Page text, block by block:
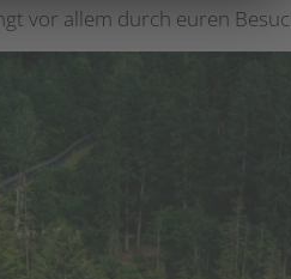
vor allem durch euren